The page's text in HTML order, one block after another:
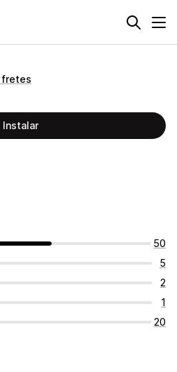
fretes
Instalar
50
5
2
1
20